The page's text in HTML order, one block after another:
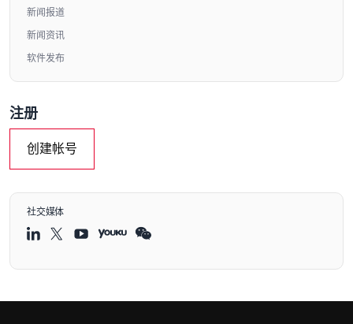
新闻报道
新闻资讯
软件发布
注册
创建帐号
社交媒体